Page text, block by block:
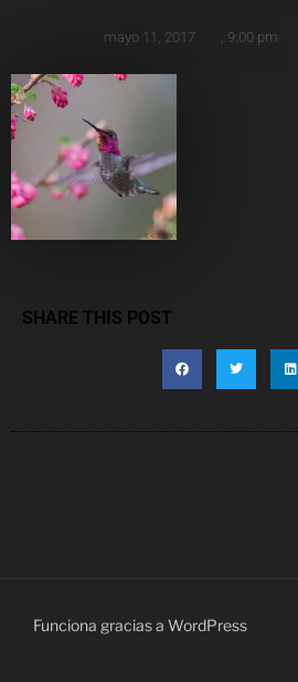
mayo 11, 2017 9:00 pm
SHARE THIS POST
Funciona gracias a WordPress